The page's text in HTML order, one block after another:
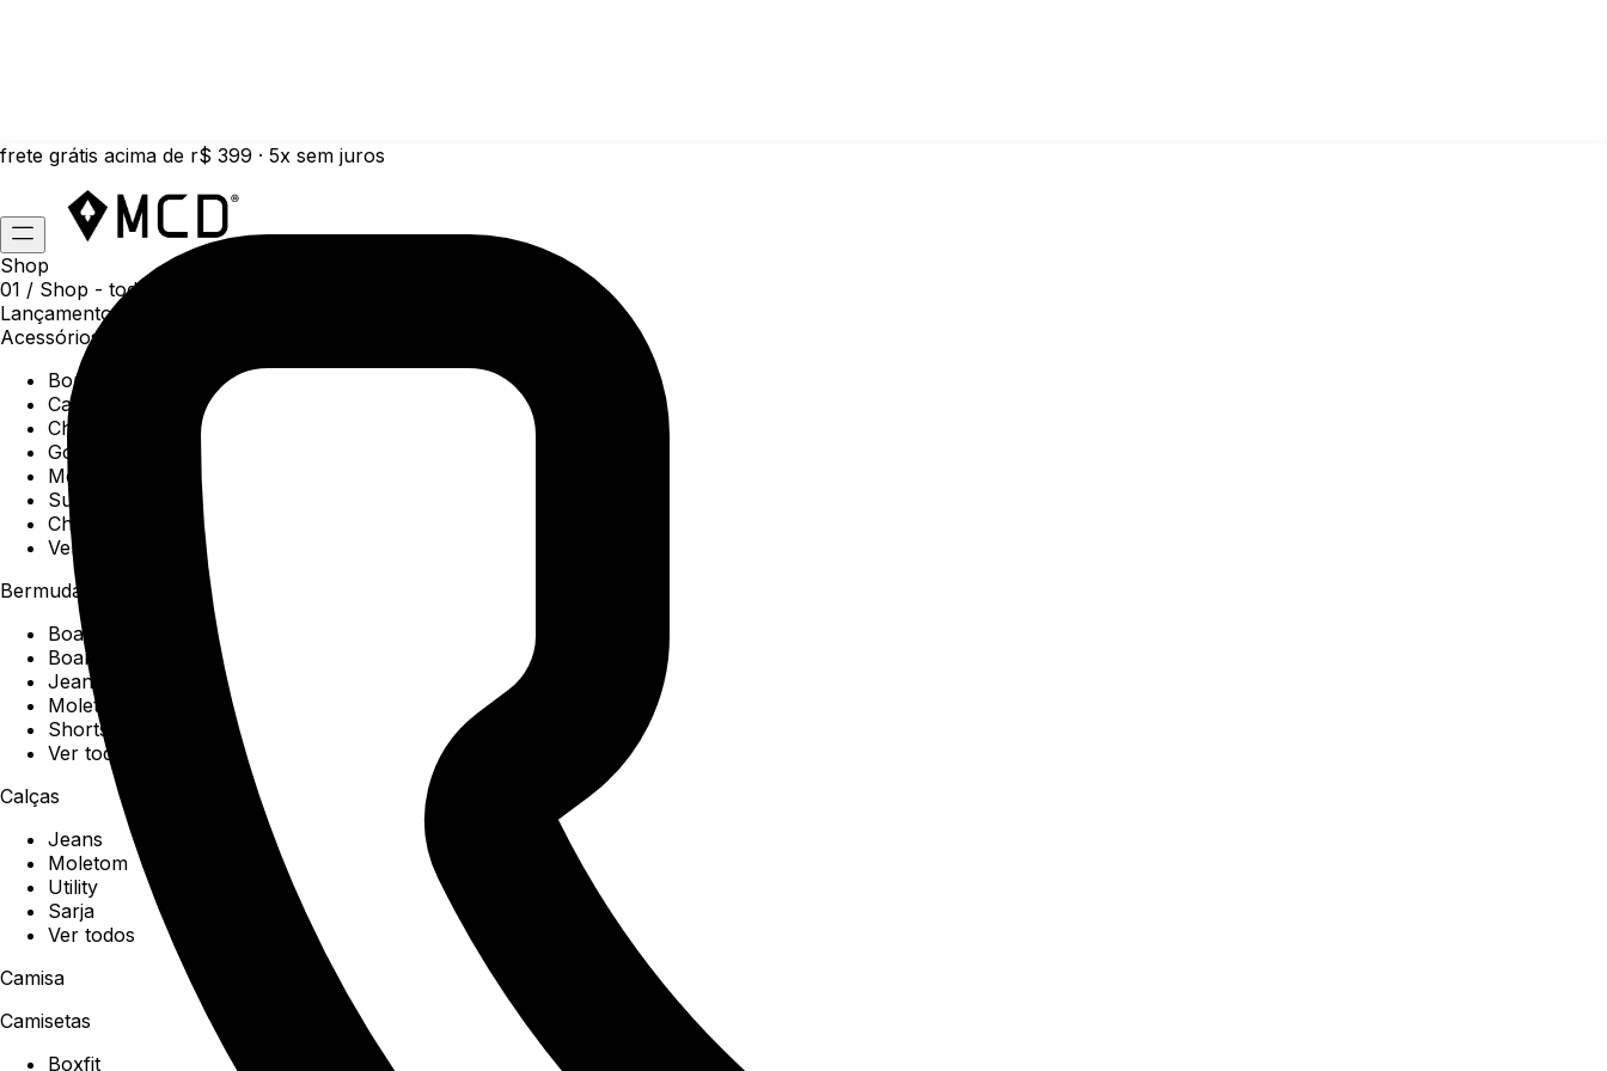
frete grátis acima de r$ 399 · 5x sem juros
Shop
01 / Shop - todas as categorias da coleção atual
Lançamentos da semana
Acessórios
Boné
Carteiras
Chaveiros
Gorros
Meias
Sunga
Chinelos
Ver todos
Bermudas
Boardshorts
Boardwalk
Jeans
Moletom
Shorts
Ver todos
Calças
Jeans
Moletom
Utility
Sarja
Ver todos
Camisa
Camisetas
Boxfit